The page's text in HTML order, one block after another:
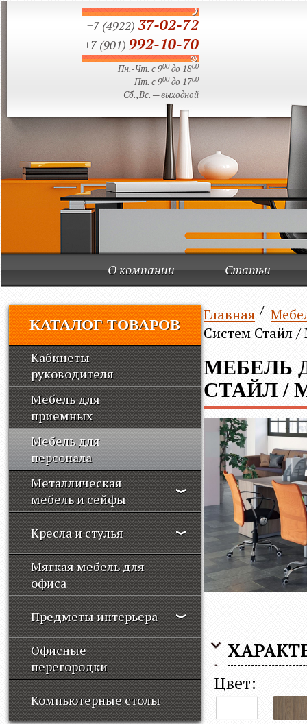
+7 (4922) 37-02-72
+7 (901) 992-10-70
Пн.-Чт. с 900до 1800
Пт. с 900до 1700
Сб.,Вс. — выходной
О компании Статьи
КАТАЛОГ ТОВАРОВ
Кабинеты
руководителя
Мебель для
приемных
Мебель для
персонала
Металлическая
мебель и сейфы
Кресла и стулья
Мягкая мебель для
офиса
Предметы интерьера
Офисные
перегородки
Компьютерные столы
Главная
Систем Стайл /
МЕБЕЛЬ
СТАЙЛ /
Цвет: